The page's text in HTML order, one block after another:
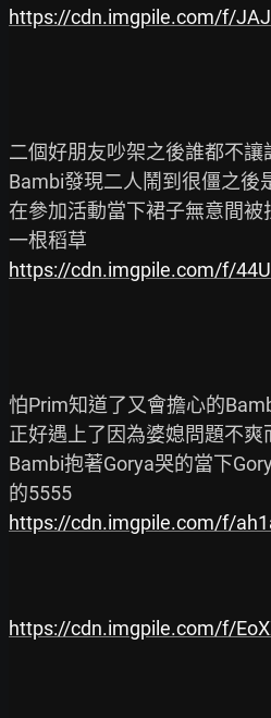
https://cdn.imgpile.com/f/
二個好朋友吵架之後誰都不讓
Bambi發現二人鬧到很僵之後
在參加活動當下裙子無意間
https://cdn.imgpile.com/f/
怕Prim知道了又會擔心的
正好遇上了因為婆媳問題不爽
Bambi抱著Gorya哭的當下
https://cdn.imgpile.com/f/
https://cdn.imgpile.com/f/